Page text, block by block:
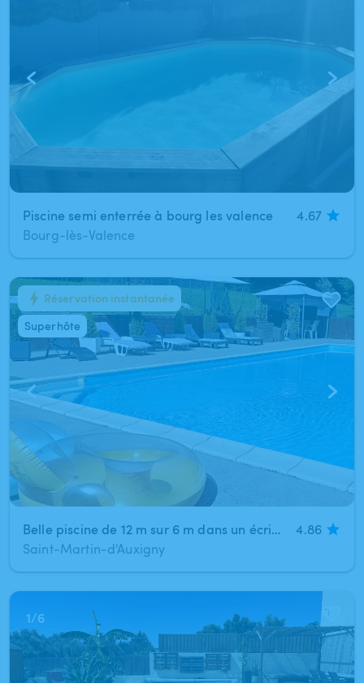
Piscine semi enterrée à bourg les valence
4.67
Bourg-lès-Valence
1/5
Belle piscine de 12 m sur 6 m dans un écrin de verdure. cadre agréable et calme
4.86
Saint-Martin-d'Auxigny
Réservation instantanée
Superhôte
1/6